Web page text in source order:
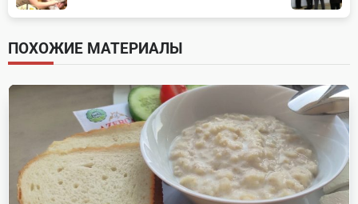
subtitle
screen-
reader-
text">Page</span>
ПОХОЖИЕ МАТЕРИАЛЫ